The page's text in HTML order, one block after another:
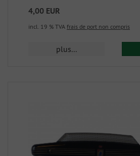
4,00 EUR
incl. 19 % TVA frais de port non compris
plus...